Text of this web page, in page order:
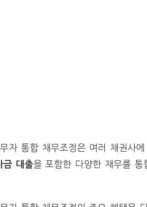
자 통합 채무조정은 여러 채권사
금 대출을 포함한 다양한 채무를 통